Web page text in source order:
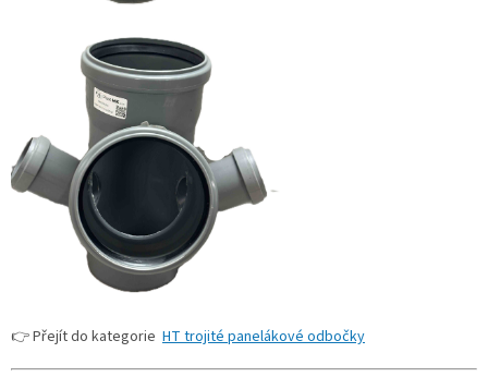
👉 Přejít do kategorie HT trojité panelákové odbočky